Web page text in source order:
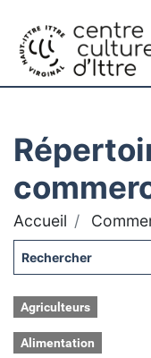
Accueil
Agriculteurs
Alimentation